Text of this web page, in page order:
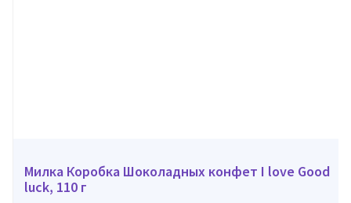
Милка Коробка Шоколадных конфет I love Good
luck, 110 г